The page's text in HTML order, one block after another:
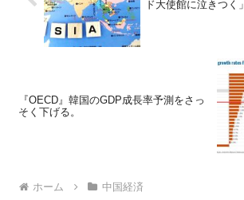
ド大使館に泣きつく」
『OECD』韓国のGDP成長率予測をさっ
そく下げる。
ホーム 中国経済